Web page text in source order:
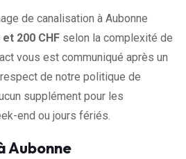
de canalisation à Aubonne
et 200 CHF selon la complexité de
vous est communiqué après un
de notre politique de
supplément pour les
end ou jours fériés.
Aubonne